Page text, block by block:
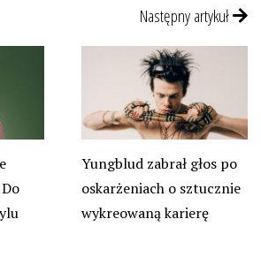
Następny artykuł
Yungblud zabrał głos po
oskarżeniach o sztucznie
wykreowaną karierę